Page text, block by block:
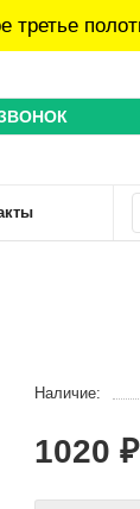
третье
Наличие:
1020 ₽